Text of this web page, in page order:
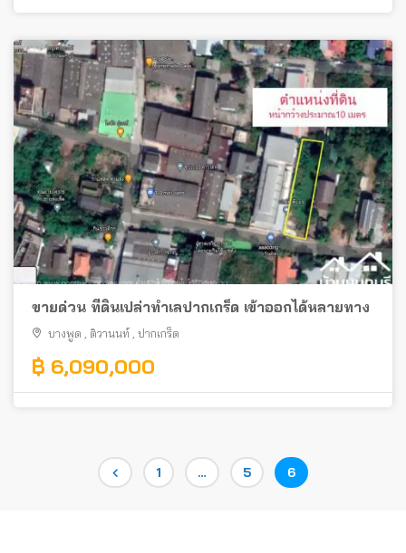
ขายด่วน ที่ดินเปล่าทำเลปากเกร็ด เข้าออกได้หลายทาง
บางพูด , ติวานนท์ , ปากเกร็ด
฿ 6,090,000
Page
1 … Page
5 Page
6